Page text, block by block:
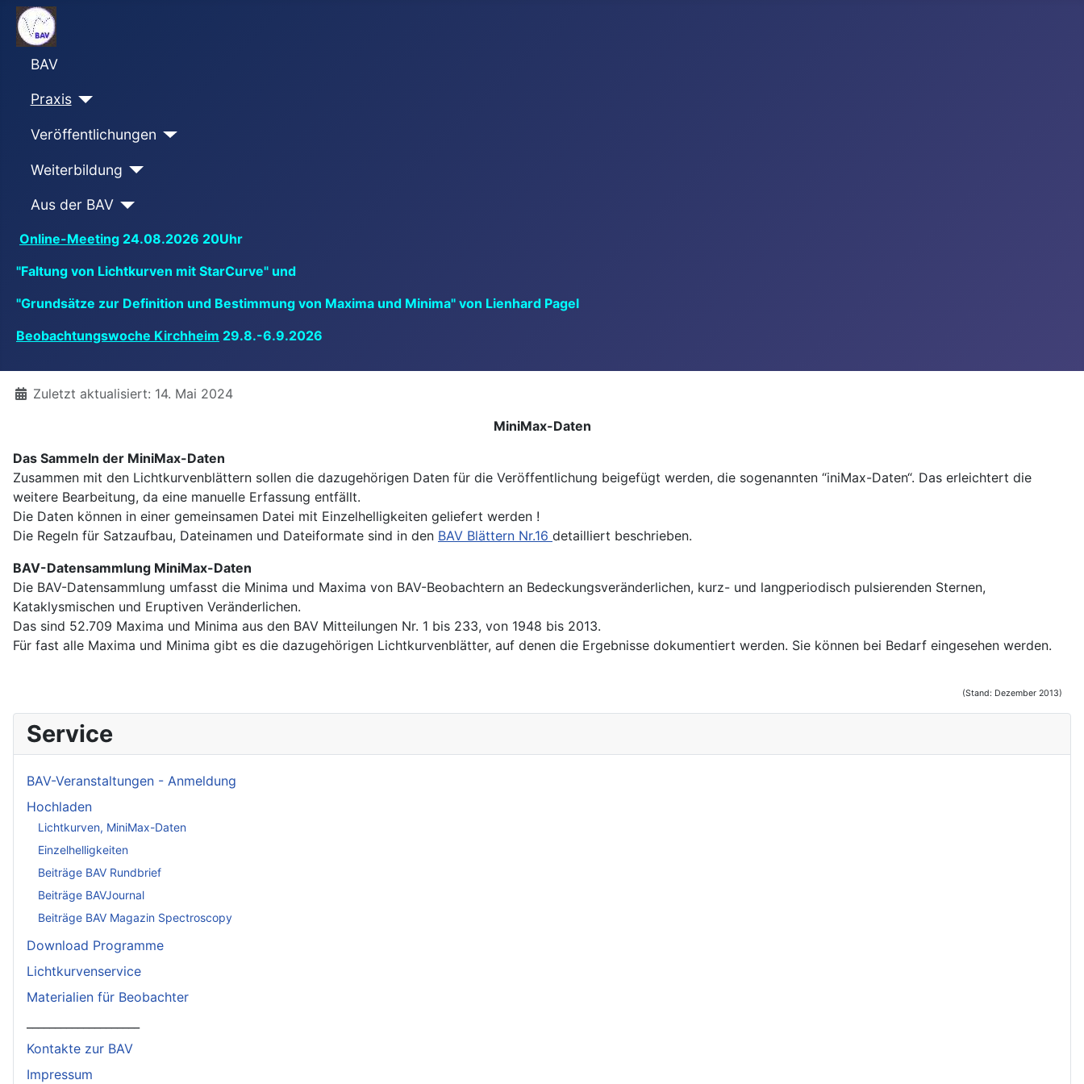
BAV
Praxis
Veröffentlichungen
Weiterbildung
Aus der BAV
Online-Meeting 24.08.2026 20Uhr
"Faltung von Lichtkurven mit StarCurve" und
"Grundsätze zur Definition und Bestimmung von Maxima und Minima" von Lienhard Pagel
Beobachtungswoche Kirchheim 29.8.-6.9.2026
DetailsZuletzt aktualisiert: 14. Mai 2024
MiniMax-Daten
Das Sammeln der MiniMax-Daten
Zusammen mit den Lichtkurvenblättern sollen die dazugehörigen Daten für die Veröffentlichung beigefügt werden, die sogenannten “iniMax-Daten“. Das erleichtert die
weitere Bearbeitung, da eine manuelle Erfassung entfällt.
Die Daten können in einer gemeinsamen Datei mit Einzelhelligkeiten geliefert werden !
Die Regeln für Satzaufbau, Dateinamen und Dateiformate sind in den BAV Blättern Nr.16 detailliert beschrieben.
BAV-Datensammlung MiniMax-Daten
Die BAV-Datensammlung umfasst die Minima und Maxima von BAV-Beobachtern an Bedeckungsveränderlichen, kurz- und langperiodisch pulsierenden Sternen,
Kataklysmischen und Eruptiven Veränderlichen.
Das sind 52.709 Maxima und Minima aus den BAV Mitteilungen Nr. 1 bis 233, von 1948 bis 2013.
Für fast alle Maxima und Minima gibt es die dazugehörigen Lichtkurvenblätter, auf denen die Ergebnisse dokumentiert werden. Sie können bei Bedarf eingesehen werden.
(Stand: Dezember 2013)
Service
BAV-Veranstaltungen - Anmeldung
Hochladen
Lichtkurven, MiniMax-Daten
Einzelhelligkeiten
Beiträge BAV Rundbrief
Beiträge BAVJournal
Beiträge BAV Magazin Spectroscopy
Download Programme
Lichtkurvenservice
Materialien für Beobachter
Kontakte zur BAV
Impressum